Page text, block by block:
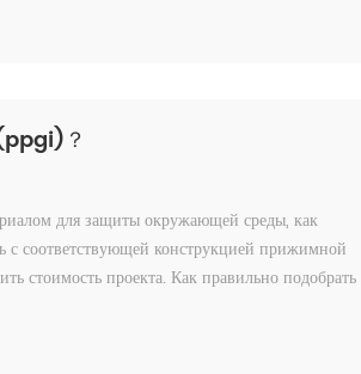
(ppgi)？
для защиты окружающей среды, как
с соответствующей конструкцией прижимной
стоимость проекта. Как правильно подобрать